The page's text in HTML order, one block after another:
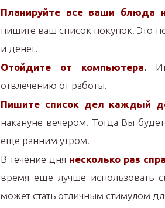
Планируйте все ваши блюда
пишите ваш список покупок. Это
и денег.
Отойдите от компьютера.
отвлечению от работы.
Пишите список дел каждый
накануне вечером. Тогда Вы
еще ранним утром.
В течение дня несколько раз
время еще лучше использовать
может стать отличным стимулом